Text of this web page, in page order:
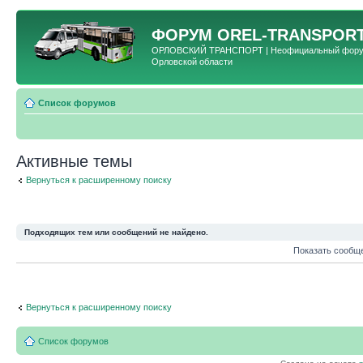
ФОРУМ OREL-
ОРЛОВСКИЙ ТРАНСПОРТ | Неофициальный форум
Орловской области
Список форумов
Активные темы
Вернуться к расширенному поиску
Подходящих тем или сообщений не найдено.
Показать
Вернуться к расширенному поиску
Список форумов